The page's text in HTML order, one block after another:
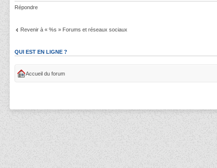
Répondre
Revenir à « %s » Forums et réseaux sociaux
QUI EST EN LIGNE ?
Accueil du forum